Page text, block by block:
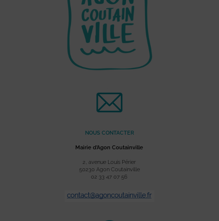
NOUS CONTACTER
Mairie d’Agon Coutainville
2, avenue Louis Périer
50230 Agon Coutainville
02 33 47 07 56